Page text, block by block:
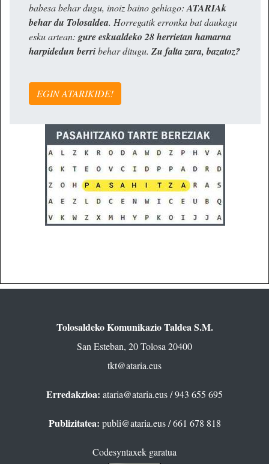
babesa behar dugu, inoiz baino gehiago: ATARIAk
behar du Tolosaldea. Horregatik erronka bat daukagu
esku artean: gure eskualdeko 28 herrietan hamarna
harpidedun berribehar ditugu. Zu falta zara, bazatoz?
EGIN ATARIKIDE!
Tolosaldeko Komunikazio Taldea S.M.
San Esteban, 20 Tolosa 20400
tkt@ataria.eus
Erredakzioa: ataria@ataria.eus/ 943 655 695
Publizitatea: publi@ataria.eus/ 661 678 818
Codesyntaxek garatua